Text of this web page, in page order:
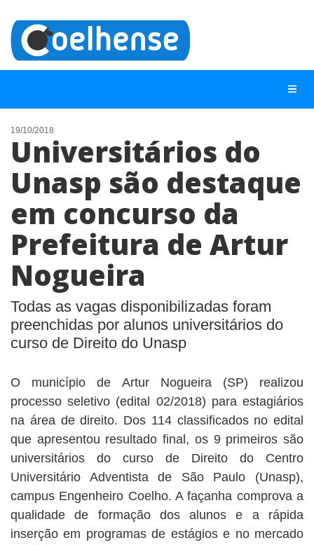
NOTÍCIAS
LISTA DIGITAL
ANUNCIE
19/10/2018
Universitários do
Unasp são destaque
em concurso da
Prefeitura de Artur
Nogueira
Todas as vagas disponibilizadas foram
preenchidas por alunos universitários do
curso de Direito do Unasp
O município de Artur Nogueira (SP) realizou
processo seletivo (edital 02/2018) para estagiários
na área de direito. Dos 114 classificados no edital
que apresentou resultado final, os 9 primeiros são
universitários do curso de Direito do Centro
Universitário Adventista de São Paulo (Unasp),
campus Engenheiro Coelho. A façanha comprova a
qualidade de formação dos alunos e a rápida
inserção em programas de estágios e no mercado